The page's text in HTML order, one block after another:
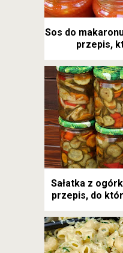
Sos do
przepis,
Sałatka z
przepis, do